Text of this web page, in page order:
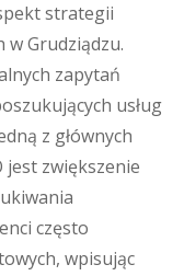
strategii
w Grudziądzu.
zapytań
usług
z głównych
jest zwiększenie
często
wpisując